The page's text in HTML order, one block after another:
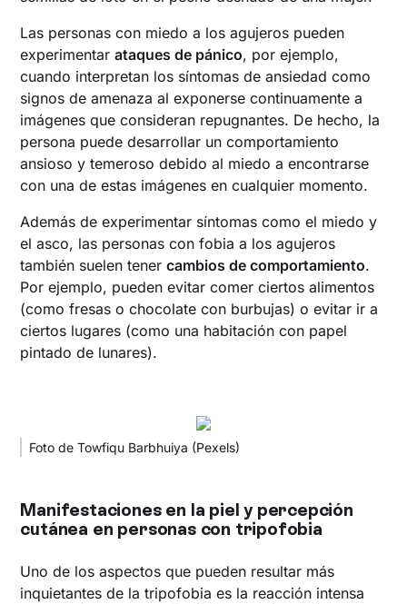
Las personas con miedo a los agujeros pueden
experimentarataques de pánico, por ejemplo,
cuando interpretan los síntomas de ansiedad como
signos de amenaza al exponerse continuamente a
imágenes que consideran repugnantes. De hecho, la
persona puede desarrollar un comportamiento
ansioso y temeroso debido al miedo a encontrarse
con una de estas imágenes en cualquier momento.
Además de experimentar síntomas como el miedo y
el asco, las personas con fobia a los agujeros
también suelen tenercambios de comportamiento.
Por ejemplo, pueden evitar comer ciertos alimentos
(como fresas o chocolate con burbujas) o evitar ir a
ciertos lugares (como una habitación con papel
pintado de lunares).
Foto de Towfiqu Barbhuiya (Pexels)
Manifestaciones en la piel y percepción
cutánea en personas con tripofobia
Uno de los aspectos que pueden resultar más
inquietantes de la tripofobia es la reacción intensa